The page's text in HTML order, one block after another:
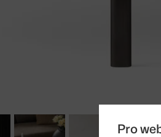
Pro